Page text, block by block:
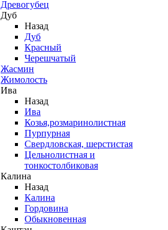
Древогубец
Дуб
Назад
Дуб
Красный
Черешчатый
Жасмин
Жимолость
Ива
Назад
Ива
Козья,розмаринолистная
Пурпурная
Свердловская, шерстистая
Цельнолистная и
тонкостолбиковая
Калина
Назад
Калина
Гордовина
Обыкновенная